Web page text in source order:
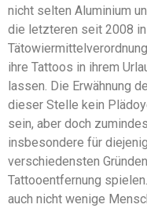
nicht selten Aluminium
die letzteren seit 2008
ihre Tattoos in ihrem
lassen. Die Erwähnung
dieser Stelle kein
sein, aber doch
insbesondere für
verschiedensten
Tattooentfernung
auch nicht wenige